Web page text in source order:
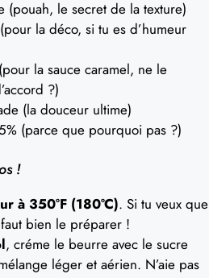
(pouah, le secret de la texture)
la déco, si tu es d’humeur
la sauce caramel, ne le
?)
(la douceur ultime)
(parce que pourquoi pas ?)
!
à 350°F (180°C). Si tu veux que
bien le préparer !
, créme le beurre avec le sucre
léger et aérien. N’aie pas